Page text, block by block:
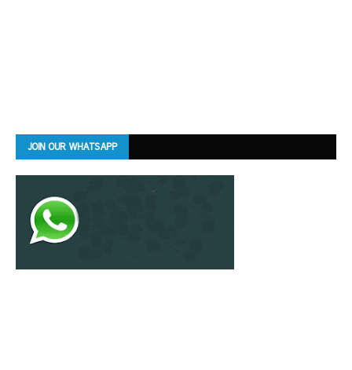
JOIN OUR WHATSAPP